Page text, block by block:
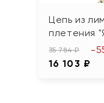
Цепь из
плетения
35 784 ₽
16 103 ₽
-